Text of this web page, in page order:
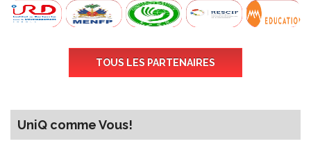
TOUS LES PARTENAIRES
UniQ comme Vous!